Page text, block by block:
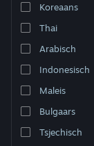
Desktopwebsite
Koreaans
Thai
Arabisch
Indonesisch
Maleis
Bulgaars
Tsjechisch